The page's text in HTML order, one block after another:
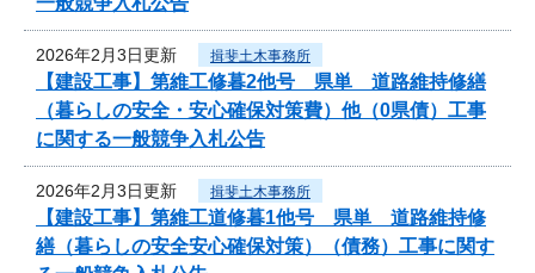
2026年2月3日更新 揖斐土木事務所
【建設工事】第維工修暮2他号 県単 道路維持修繕
（暮らしの安全・安心確保対策費）他（0県債）工事
に関する一般競争入札公告
2026年2月3日更新 揖斐土木事務所
【建設工事】第維工道修暮1他号 県単 道路維持修
繕（暮らしの安全安心確保対策）（債務）工事に関す